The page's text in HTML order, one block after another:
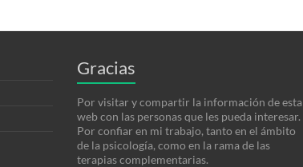
Gracias
Por visitar y compartir la información de esta
web con las personas que les pueda interesar.
Por confiar en mi trabajo, tanto en el ámbito
de la psicología, como en la rama de las
terapias complementarias.